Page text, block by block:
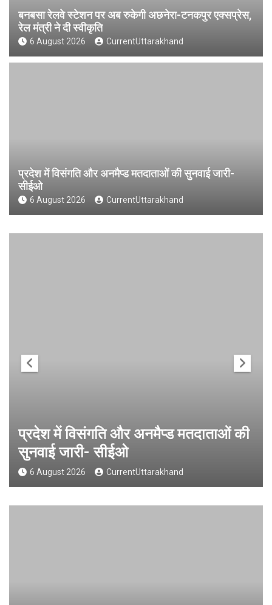
बनबसा रेलवे स्टेशन पर अब रुकेगी अछनेरा-टनकपुर एक्सप्रेस,
रेल मंत्री ने दी स्वीकृति
6 August 2026 CurrentUttarakhand
प्रदेश में विसंगति और अनमैप्ड मतदाताओं की सुनवाई जारी-
सीईओ
6 August 2026 CurrentUttarakhand
प्रदेश में विसंगति और अनमैप्ड मतदाताओं की
सुनवाई जारी- सीईओ
6 August 2026 CurrentUttarakhand